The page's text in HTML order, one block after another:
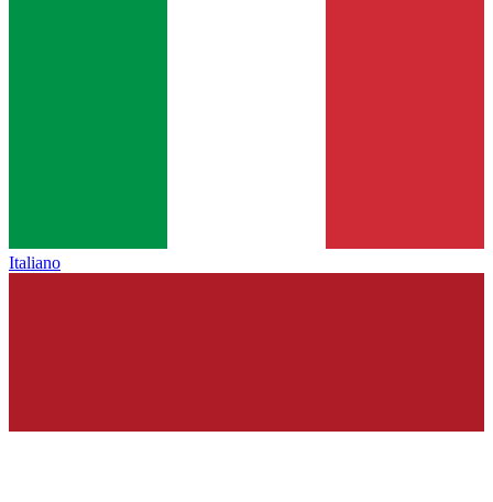
Italiano